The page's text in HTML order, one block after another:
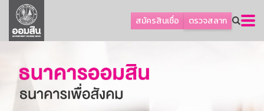
สมัครสินเชื่อ ตรวจสลาก
ลูกค้าธุรกิจ
ลูกค้าผู้ประกอบรายย่อย
ออมเพื่อสุข
เกี่ยวกับธนาคาร